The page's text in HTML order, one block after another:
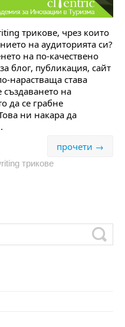
трикове, чрез които
на аудиторията си?
на по-качествено
блог, публикация, сайт
нарастваща става
създаването на
да се грабне
ни накара да
прочети →
трикове